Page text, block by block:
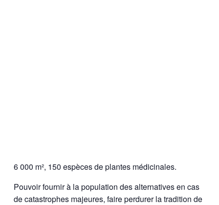
6 000 m², 150 espèces de plantes médicinales.
Pouvoir fournir à la population des alternatives en cas
de catastrophes majeures, faire perdurer la tradition de